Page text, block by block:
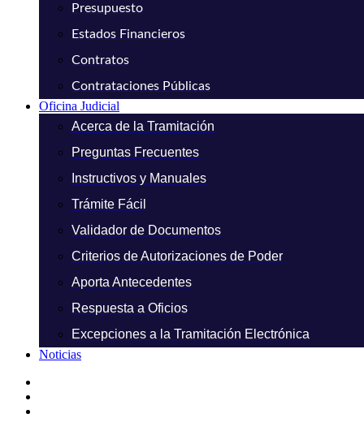
Presupuesto
Estados Financieros
Contratos
Contrataciones Públicas
Oficina Judicial
Acerca de la Tramitación
Preguntas Frecuentes
Instructivos y Manuales
Trámite Fácil
Validador de Documentos
Criterios de Autorizaciones de Poder
Aporta Antecedentes
Respuesta a Oficios
Excepciones a la Tramitación Electrónica
Noticias